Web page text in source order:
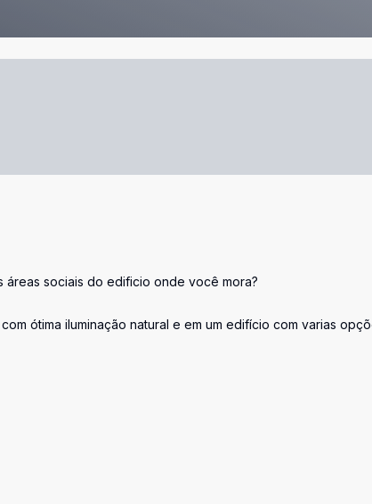
áreas sociais do edificio onde você mora?
ótima iluminação natural e em um edifício com varias